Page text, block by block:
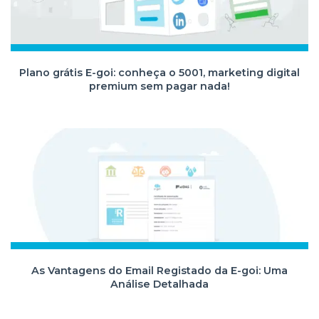
Plano grátis E-goi: conheça o 5001, marketing digital
premium sem pagar nada!
As Vantagens do Email Registado da E-goi: Uma
Análise Detalhada